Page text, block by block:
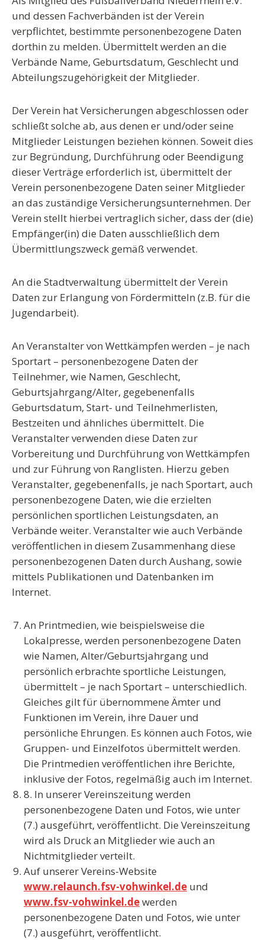
und dessen Fachverbänden ist der Verein
verpflichtet, bestimmte personenbezogene Daten
dorthin zu melden. Übermittelt werden an die
Verbände Name, Geburtsdatum, Geschlecht und
Abteilungszugehörigkeit der Mitglieder.
Der Verein hatVersicherungen abgeschlossen oder
schließt solche ab, aus denen er und/oder seine
Mitglieder Leistungen beziehen können. Soweit dies
zur Begründung, Durchführung oder Beendigung
dieser Verträge erforderlich ist, übermittelt der
Verein personenbezogene Daten seiner Mitglieder
an das zuständige Versicherungsunternehmen. Der
Verein stellt hierbei vertraglich sicher, dass der (die)
Empfänger(in) die Daten ausschließlich dem
Übermittlungszweck gemäß verwendet.
An die Stadtverwaltung übermittelt der Verein
Daten zur Erlangung von Fördermitteln (z.B. für die
Jugendarbeit).
An Veranstalter von Wettkämpfen werden – je nach
Sportart – personenbezogene Daten der
Teilnehmer, wie Namen, Geschlecht,
Geburtsjahrgang/Alter, gegebenenfalls
Geburtsdatum, Start- und Teilnehmerlisten,
Bestzeiten und ähnliches übermittelt. Die
Veranstalter verwenden diese Daten zur
Vorbereitung und Durchführung von Wettkämpfen
und zur Führung von Ranglisten. Hierzu geben
Veranstalter, gegebenenfalls, je nach Sportart, auch
personenbezogene Daten, wie die erzielten
persönlichen sportlichen Leistungsdaten, an
Verbände weiter. Veranstalter wie auch Verbände
veröffentlichen in diesem Zusammenhang diese
personenbezogenen Daten durch Aushang, sowie
mittels Publikationen und Datenbanken im
Internet.
An Printmedien, wie beispielsweise die
Lokalpresse, werden personenbezogene Daten
wie Namen, Alter/Geburtsjahrgang und
persönlich erbrachte sportliche Leistungen,
übermittelt – je nach Sportart – unterschiedlich.
Gleiches gilt für übernommene Ämter und
Funktionen im Verein, ihre Dauer und
persönliche Ehrungen. Es können auch Fotos, wie
Gruppen- und Einzelfotos übermittelt werden.
Die Printmedien veröffentlichen ihre Berichte,
inklusive der Fotos, regelmäßig auch im Internet.
8. In unsererVereinszeitungwerden
personenbezogene Daten und Fotos, wie unter
(7.) ausgeführt, veröffentlicht. Die Vereinszeitung
wird als Druck an Mitglieder wie auch an
Nichtmitglieder verteilt.
Auf unsererVereins-Website
www.relaunch.fsv-vohwinkel.de und
www.fsv-vohwinkel.dewerden
personenbezogene Daten und Fotos, wie unter
(7.) ausgeführt, veröffentlicht.